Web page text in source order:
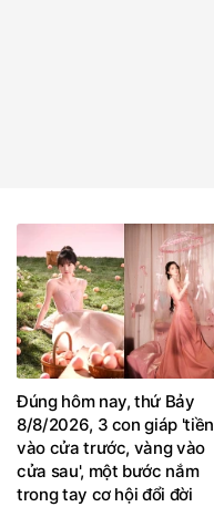
Đúng hôm nay, thứ Bảy
8/8/2026, 3 con giáp 'tiền
vào cửa trước, vàng vào
cửa sau', một bước nắm
trong tay cơ hội đổi đời